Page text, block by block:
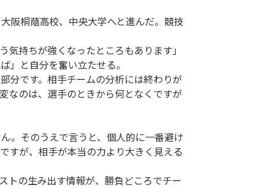
阪桐蔭高校、中央大学へと進んだ。競技
気持ちが強くなったところもあります」
と自分を奮い立たせる。
分です。相手チームの分析には終わりが
なのは、選手のときから何となくですが
。そのうえで言うと、個人的に一番避け
すが、相手が本当の力より大きく見える
トの生み出す情報が、勝負どころでチー